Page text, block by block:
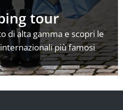
tour
di alta gamma e scopri le
più famosi